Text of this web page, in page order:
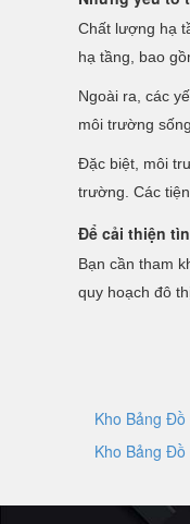
Chất lượng hạ
hạ tầng, bao
Ngoài ra, các
môi trường
Đặc biệt, môi
trường. Các
Để cải thiện
Bạn cần tham
quy hoạch đô
Kho Bảng
Kho Bảng